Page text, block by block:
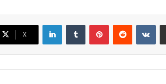
X
LinkedInTumblr PinterestReddit